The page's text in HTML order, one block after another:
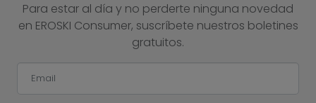
Para estar al día y no perderte ninguna novedad
en EROSKI Consumer, suscríbete nuestros boletines
gratuitos.